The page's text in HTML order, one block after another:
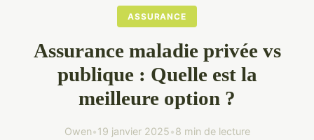
ASSURANCE
Assurance maladie privée vs
publique : Quelle est la
meilleure option ?
Owen•19 janvier 2025•8 min de lecture